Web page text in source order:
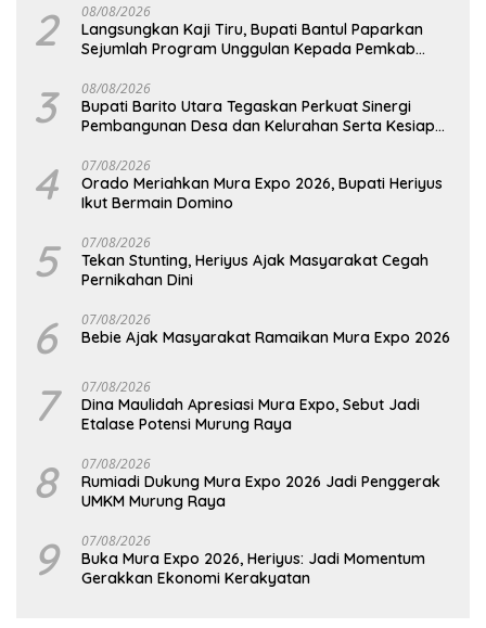
2 08/08/2026
Langsungkan Kaji Tiru, Bupati Bantul Paparkan
Sejumlah Program Unggulan Kepada Pemkab
3 08/08/2026
Bupati Barito Utara Tegaskan Perkuat Sinergi
Pembangunan Desa dan Kelurahan Serta Kesiapan
4 07/08/2026
Orado Meriahkan Mura Expo 2026, Bupati Heriyus
Ikut Bermain Domino
5 07/08/2026
Tekan Stunting, Heriyus Ajak Masyarakat Cegah
Pernikahan Dini
6 07/08/2026
Bebie Ajak Masyarakat Ramaikan Mura Expo 2026
7 07/08/2026
Dina Maulidah Apresiasi Mura Expo, Sebut Jadi
Etalase Potensi Murung Raya
8 07/08/2026
Rumiadi Dukung Mura Expo 2026 Jadi Penggerak
UMKM Murung Raya
9 07/08/2026
Buka Mura Expo 2026, Heriyus: Jadi Momentum
Gerakkan Ekonomi Kerakyatan